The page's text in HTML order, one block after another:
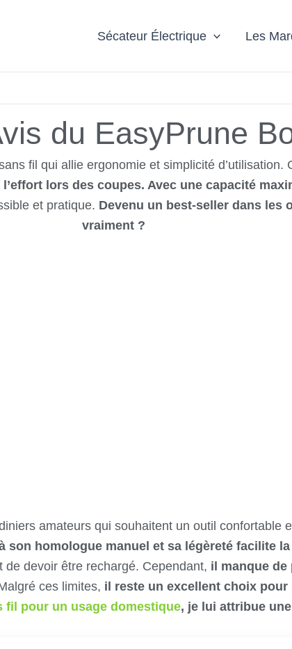
Sécateur Électrique Les
du EasyPrune
fil qui allie ergonomie et simplicité d’utilisation.
lors des coupes. Avec une capacité
et pratique. Devenu un best-seller dans les
vraiment ?
amateurs qui souhaitent un outil confortable
son homologue manuel et sa légèreté facilite
de devoir être rechargé. Cependant, il manque
ces limites, il reste un excellent choix
fil pour un usage domestique, je lui attribue